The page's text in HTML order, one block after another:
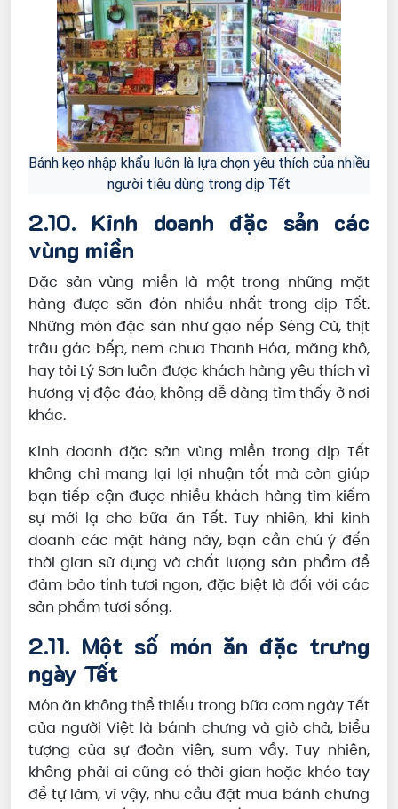
Bánh kẹo nhập khẩu luôn là lựa chọn yêu thích của nhiều
người tiêu dùng trong dịp Tết
2.10. Kinh doanh đặc sản các
vùng miền
Đặc sản vùng miền là một trong những mặt
hàng được săn đón nhiều nhất trong dịp Tết.
Những món đặc sản như gạo nếp Séng Cù, thịt
trâu gác bếp, nem chua Thanh Hóa, măng khô,
hay tỏi Lý Sơn luôn được khách hàng yêu thích vì
hương vị độc đáo, không dễ dàng tìm thấy ở nơi
khác.
Kinh doanh đặc sản vùng miền trong dịp Tết
không chỉ mang lại lợi nhuận tốt mà còn giúp
bạn tiếp cận được nhiều khách hàng tìm kiếm
sự mới lạ cho bữa ăn Tết. Tuy nhiên, khi kinh
doanh các mặt hàng này, bạn cần chú ý đến
thời gian sử dụng và chất lượng sản phẩm để
đảm bảo tính tươi ngon, đặc biệt là đối với các
sản phẩm tươi sống.
2.11. Một số món ăn đặc trưng
ngày Tết
Món ăn không thể thiếu trong bữa cơm ngày Tết
của người Việt là bánh chưng và giò chả, biểu
tượng của sự đoàn viên, sum vầy. Tuy nhiên,
không phải ai cũng có thời gian hoặc khéo tay
để tự làm, vì vậy, nhu cầu đặt mua bánh chưng